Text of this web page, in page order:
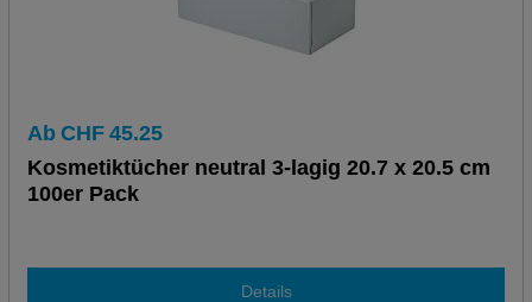
Ab CHF 45.25
Kosmetiktücher neutral 3-lagig 20.7 x 20.5 cm
100er Pack
Details